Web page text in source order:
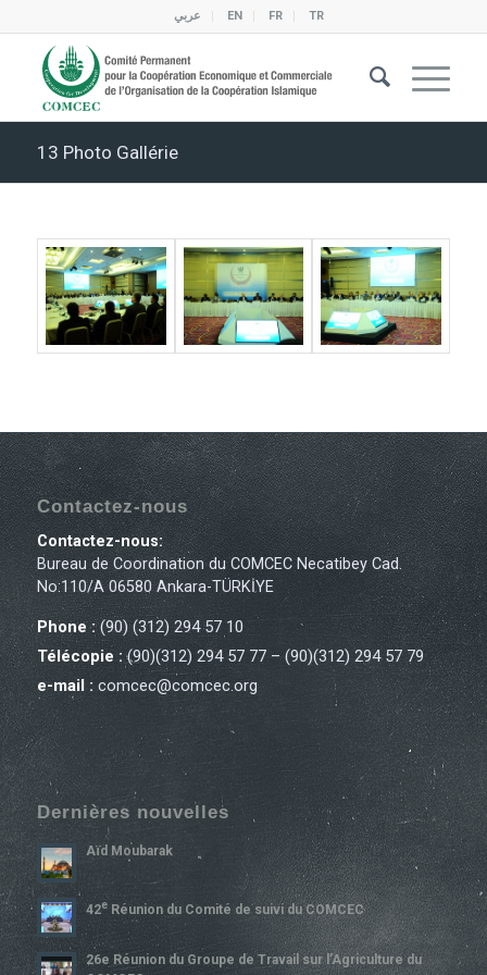
عربي EN FR TR
13 Photo Gallérie
Contactez-nous
Contactez-nous:
Bureau de Coordination du COMCEC Necatibey Cad.
No:110/A 06580 Ankara-TÜRKİYE
Phone :(90) (312) 294 57 10
Télécopie :(90)(312) 294 57 77 – (90)(312) 294 57 79
e-mail : comcec@comcec.org
Dernières nouvelles
Aïd Moubarak
42ERéunion du Comité de suivi du COMCEC
26e Réunion du Groupe de Travail sur l’Agriculture du